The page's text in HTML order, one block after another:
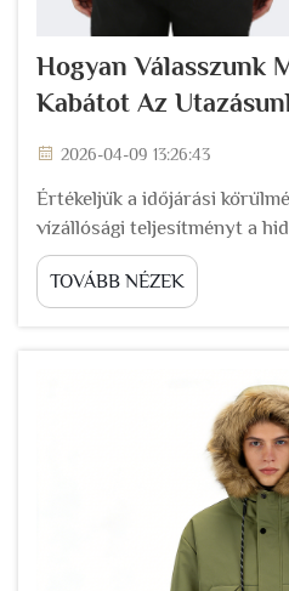
Hogyan Válasszunk
Kabátot Az
2026-04-09 13:26:43
Értékeljük a időjárási
vízállósági teljesítményt a
nyomásértékhez és a DWR-
gyakorlati védelem
megpróbáljuk megérteni,
TOVÁBB NÉZEK